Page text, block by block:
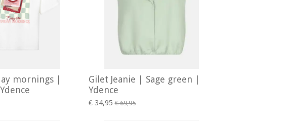
mornings |
Gilet Jeanie | Sage green |
Ydence
€ 34,95 € 69,95